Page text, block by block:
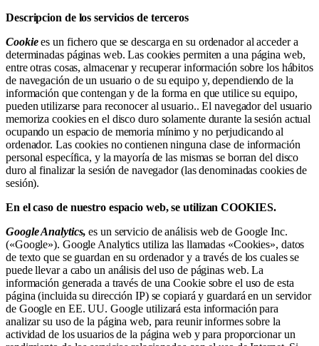
Descripcion de los servicios de terceros
Cookiees un fichero que se descarga en su ordenador al acceder a
determinadas páginas web. Las cookies permiten a una página web,
entre otras cosas, almacenar y recuperar información sobre los hábitos
de navegación de un usuario o de su equipo y, dependiendo de la
información que contengan y de la forma en que utilice su equipo,
pueden utilizarse para reconocer al usuario.. El navegador del usuario
memoriza cookies en el disco duro solamente durante la sesión actual
ocupando un espacio de memoria mínimo y no perjudicando al
ordenador. Las cookies no contienen ninguna clase de información
personal específica, y la mayoría de las mismas se borran del disco
duro al finalizar la sesión de navegador (las denominadas cookies de
sesión).
En el caso de nuestro espacio web, se utilizan COOKIES.
Google Analytics,es un servicio de análisis web de Google Inc.
(«Google»). Google Analytics utiliza las llamadas «Cookies», datos
de texto que se guardan en su ordenador y a través de los cuales se
puede llevar a cabo un análisis del uso de páginas web. La
información generada a través de una Cookie sobre el uso de esta
página (incluida su dirección IP) se copiará y guardará en un servidor
de Google en EE. UU. Google utilizará esta información para
analizar su uso de la página web, para reunir informes sobre la
actividad de los usuarios de la página web y para proporcionar un